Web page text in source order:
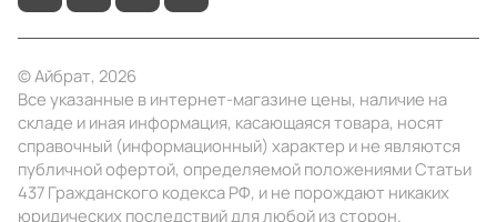
© Айбрат, 2026
Все указанные в интернет-магазине цены, наличие на
складе и иная информация, касающаяся товара, носят
справочный (информационный) характер и не являются
публичной офертой, определяемой положениями Статьи
437 Гражданского кодекса РФ, и не порождают никаких
юридических последствий для любой из сторон.